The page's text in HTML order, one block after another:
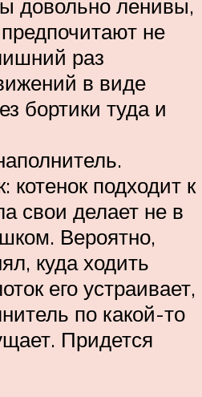
довольно ленивы,
не
раз
в виде
бортики туда и
котенок подходит к
свои делает не в
Вероятно,
куда ходить
его устраивает,
по какой-то
Придется